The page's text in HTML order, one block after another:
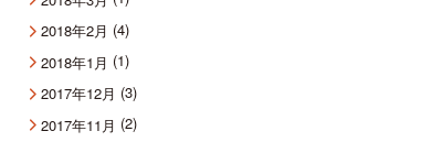
2018年2月 (4)
2018年1月 (1)
2017年12月 (3)
2017年11月 (2)